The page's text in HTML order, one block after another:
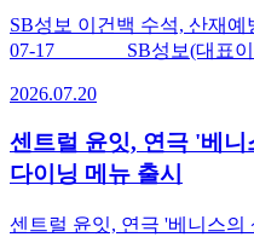
SB성보 이건백 수석, 산재
07-17 SB성보(대표이
2026.07.20
센트럴 윤잇, 연극 '베
다이닝 메뉴 출시
센트럴 윤잇, 연극 '베니스의